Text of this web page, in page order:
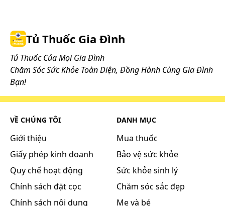
Tủ Thuốc Gia Đình
Tủ Thuốc Của Mọi Gia Đình
Chăm Sóc Sức Khỏe Toàn Diện, Đồng Hành Cùng Gia Đình
Bạn!
VỀ CHÚNG TÔI
Giới thiệu
Giấy phép kinh doanh
Quy chế hoạt động
Chính sách đặt cọc
Chính sách nội dung
DANH MỤC
Mua thuốc
Bảo vệ sức khỏe
Sức khỏe sinh lý
Chăm sóc sắc đẹp
Mẹ và bé